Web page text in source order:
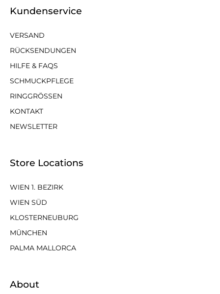
Kundenservice
VERSAND
RÜCKSENDUNGEN
HILFE & FAQS
SCHMUCKPFLEGE
RINGGRÖSSEN
KONTAKT
NEWSLETTER
Store Locations
WIEN 1. BEZIRK
WIEN SÜD
KLOSTERNEUBURG
MÜNCHEN
PALMA MALLORCA
About